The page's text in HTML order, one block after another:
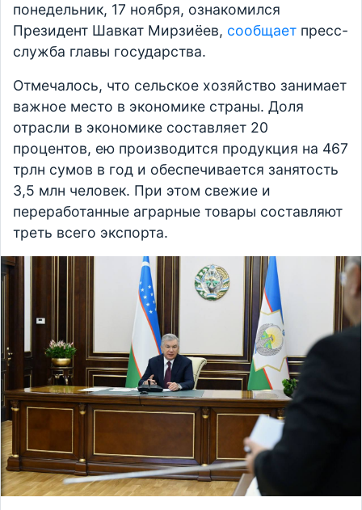
понедельник, 17 ноября, ознакомился
Президент Шавкат Мирзиёев, сообщает пресс-
служба главы государства.
Отмечалось, что сельское хозяйство занимает
важное место в экономике страны. Доля
отрасли в экономике составляет 20
процентов, ею производится продукция на 467
трлн сумов в год и обеспечивается занятость
3,5 млн человек. При этом свежие и
переработанные аграрные товары составляют
треть всего экспорта.